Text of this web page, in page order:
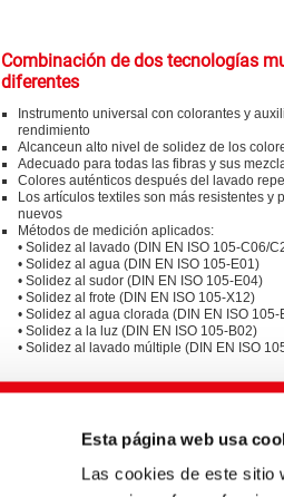
Esta página web usa
Las cookies de este sitio
Combinación de dos tecnologías
diferentes
Instrumento universal con colorantes y
rendimiento
Alcanceun alto nivel de solidez de los
Adecuado para todas las fibras y sus
Colores auténticos después del lavado
Los artículos textiles son más resistentes y
nuevos
Métodos de medición aplicados:
• Solidez al lavado (DIN EN ISO 105-C06/
• Solidez al agua (DIN EN ISO 105-E01)
• Solidez al sudor (DIN EN ISO 105-E04)
• Solidez al frote (DIN EN ISO 105-X12)
• Solidez al agua clorada (DIN EN ISO 105-
• Solidez a la luz (DIN EN ISO 105-B02)
• Solidez al lavado múltiple (DIN EN ISO
BEZAKTIV ONE: colorantes para ahorrar
al teñir CO con muy buenas propiedades
lavado múltiple
BEZAKTIV Soaping Advisor: optimice sus